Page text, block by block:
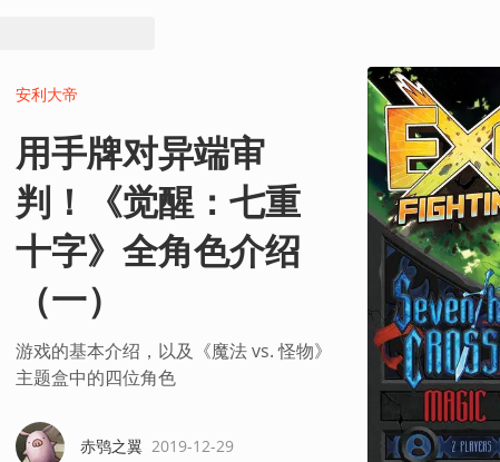
安利大帝
用手牌对异端审
判！《觉醒：七重
十字》全角色介绍
（一）
游戏的基本介绍，以及《魔法 vs. 怪物》
主题盒中的四位角色
赤鸮之翼 2019-12-29